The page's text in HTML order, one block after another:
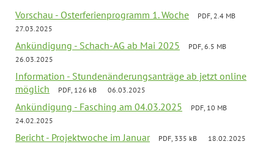
Vorschau - Osterferienprogramm 1. Woche
PDF, 2.4 MB
27.03.2025
Ankündigung - Schach-AG ab Mai 2025
PDF, 6.5 MB
26.03.2025
Information - Stundenänderungsanträge ab jetzt online
möglich
PDF, 126 kB 06.03.2025
Ankündigung - Fasching am 04.03.2025
PDF, 10 MB
24.02.2025
Bericht - Projektwoche im Januar PDF, 335 kB 18.02.2025